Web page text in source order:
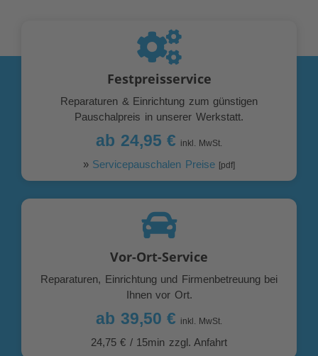
Festpreisservice
Reparaturen & Einrichtung zum günstigen
Pauschalpreis in unserer Werkstatt.
ab 24,95 € inkl. MwSt.
» Servicepauschalen Preise [pdf]
Vor-Ort-Service
Reparaturen, Einrichtung und Firmenbetreuung bei
Ihnen vor Ort.
ab 39,50 € inkl. MwSt.
24,75 € / 15min zzgl. Anfahrt